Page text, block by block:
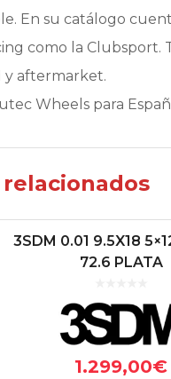
En su catálogo
como la Clubsport.
y aftermarket.
Wheels para
3SDM 0.01 9.5X18
72.6 PLATA
1.299,00€